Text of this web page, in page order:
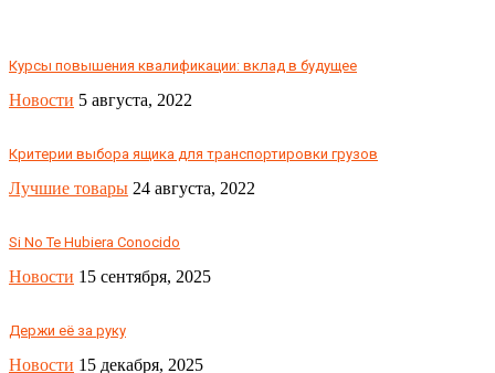
Курсы повышения квалификации: вклад в будущее
Новости 5 августа, 2022
Критерии выбора ящика для транспортировки грузов
Лучшие товары 24 августа, 2022
Si No Te Hubiera Conocido
Новости 15 сентября, 2025
Держи её за руку
Новости 15 декабря, 2025